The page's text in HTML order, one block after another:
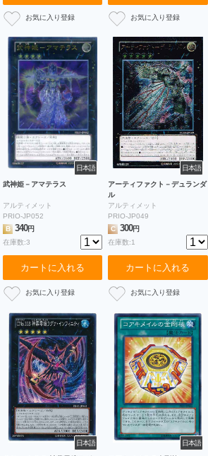
日本語
武神姫－アマテラス
アルティメット
PRIO-JP052
B
340円
在庫数:3
カートに入れる
日本語
アーティファクト－デュランダ
ル
アルティメット
PRIO-JP049
C
300円
在庫数:1
カートに入れる
日本語 日本語